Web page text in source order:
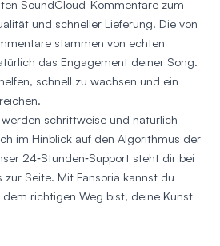
SoundCloud-Kommentare zum
und schneller Lieferung. Die von
stammen von echten
das Engagement deiner Song.
schnell zu wachsen und ein
schrittweise und natürlich
im Hinblick auf den Algorithmus der
24‑Stunden‑Support steht dir bei
Seite. Mit Fansoria kannst du
richtigen Weg bist, deine Kunst